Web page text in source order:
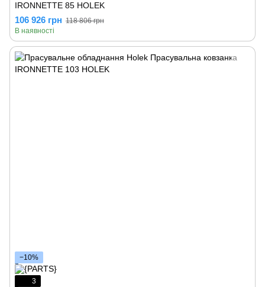
IRONNETTE 85 HOLEK
106 926 грн 118 806 грн
В наявності
−10%
3